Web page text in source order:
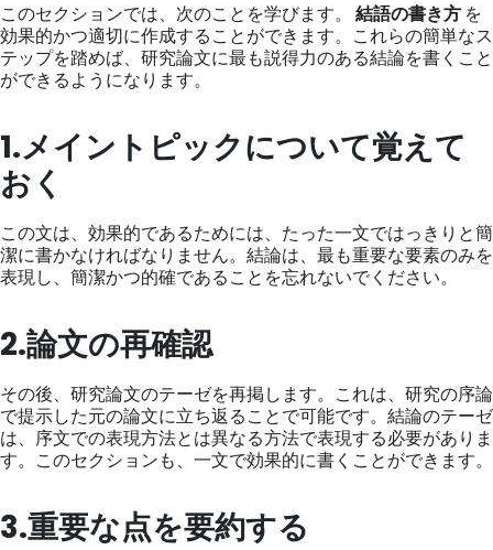
このセクションでは、次のことを学びます。 結語の書き方 を
効果的かつ適切に作成することができます。これらの簡単なス
テップを踏めば、研究論文に最も説得力のある結論を書くこと
ができるようになります。
1.メイントピックについて覚えて
おく
この文は、効果的であるためには、たった一文ではっきりと簡
潔に書かなければなりません。結論は、最も重要な要素のみを
表現し、簡潔かつ的確であることを忘れないでください。
2.論文の再確認
その後、研究論文のテーゼを再掲します。これは、研究の序論
で提示した元の論文に立ち返ることで可能です。結論のテーゼ
は、序文での表現方法とは異なる方法で表現する必要がありま
す。このセクションも、一文で効果的に書くことができます。
3.重要な点を要約する